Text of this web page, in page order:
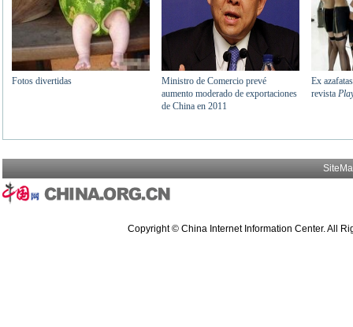
Copyright © China Internet Information Center. All